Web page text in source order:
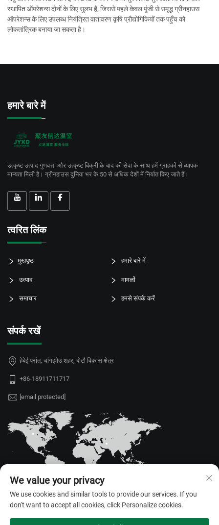
स्थापित ऑपरेशन्स दोनों के लिए सुलभ हैं, जिससे पहले केवल पूंजी से समृद्ध ग्रीनहाउस
ऑपरेशन्स के लिए उपलब्ध नियंत्रित वातावरण कृषि प्रौद्योगिकियों तक पहुँच को
लोकतांत्रिक बनाया जा सकता है।
हमारे बारे में
उत्कृष्ट उत्पाद गुणवत्ता और उत्कृष्ट बिक्री के बाद की सेवा के साथ हमें ग्राहकों से व्यापक
मान्यता मिली है। ग्रीनहाउस दुनिया भर के 50 से अधिक देशों में निर्यात किए जाते हैं।
त्वरित लिंक
मुखपृष्ठ हमारे बारे में
उत्पाद मामलों
समाचार हमसे संपर्क करें
संपर्क रखें
हेबेई प्रांत, चांगझोउ शहर, बोटौ विकास क्षेत्र
+86-18911711717
[email protected]
We value your privacy
We use cookies and similar tools to provide our services. If you
don't want to accept all cookies, click Personalize cookies.